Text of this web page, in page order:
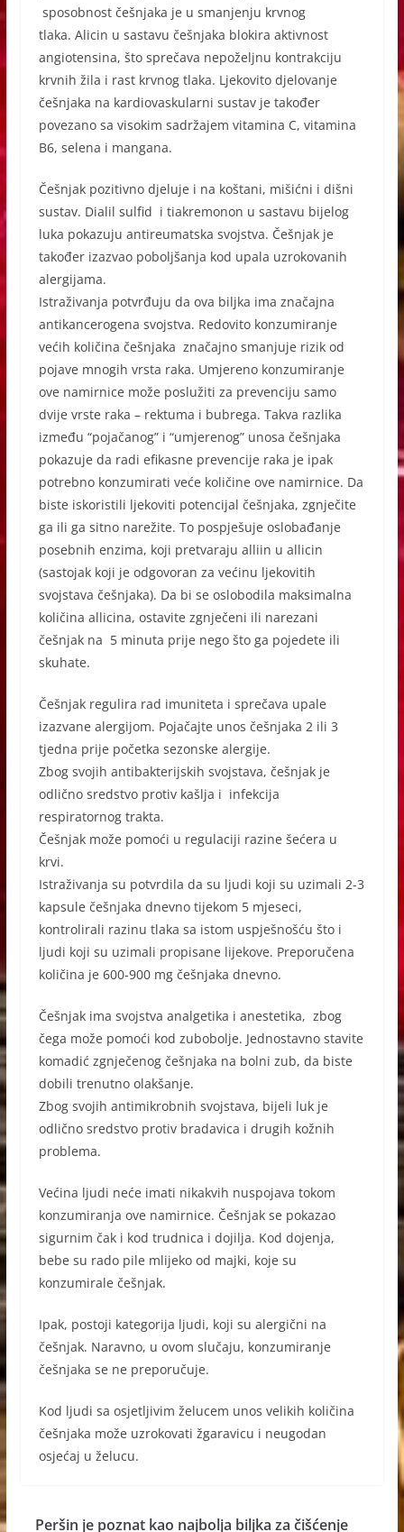
sposobnost češnjaka je u smanjenju krvnog
tlaka. Alicin u sastavu češnjaka blokira aktivnost
angiotensina, što sprečava nepoželjnu kontrakciju
krvnih žila i rast krvnog tlaka. Ljekovito djelovanje
češnjaka na kardiovaskularni sustav je također
povezano sa visokim sadržajem vitamina C, vitamina
B6, selena i mangana.
Češnjak pozitivno djeluje i na koštani, mišićni i dišni
sustav. Dialil sulfid i tiakremonon u sastavu bijelog
luka pokazuju antireumatska svojstva. Češnjak je
također izazvao poboljšanja kod upala uzrokovanih
alergijama.
Istraživanja potvrđuju da ova biljka ima značajna
antikancerogena svojstva. Redovito konzumiranje
većih količina češnjaka značajno smanjuje rizik od
pojave mnogih vrsta raka. Umjereno konzumiranje
ove namirnice može poslužiti za prevenciju samo
dvije vrste raka – rektuma i bubrega. Takva razlika
između “pojačanog” i “umjerenog” unosa češnjaka
pokazuje da radi efikasne prevencije raka je ipak
potrebno konzumirati veće količine ove namirnice. Da
biste iskoristili ljekoviti potencijal češnjaka, zgnječite
ga ili ga sitno narežite. To pospješuje oslobađanje
posebnih enzima, koji pretvaraju alliin u allicin
(sastojak koji je odgovoran za većinu ljekovitih
svojstava češnjaka). Da bi se oslobodila maksimalna
količina allicina, ostavite zgnječeni ili narezani
češnjak na 5 minuta prije nego što ga pojedete ili
skuhate.
Češnjak regulira rad imuniteta i sprečava upale
izazvane alergijom. Pojačajte unos češnjaka 2 ili 3
tjedna prije početka sezonske alergije.
Zbog svojih antibakterijskih svojstava, češnjak je
odlično sredstvo protiv kašlja i infekcija
respiratornog trakta.
Češnjak može pomoći u regulaciji razine šećera u
krvi.
Istraživanja su potvrdila da su ljudi koji su uzimali 2-3
kapsule češnjaka dnevno tijekom 5 mjeseci,
kontrolirali razinu tlaka sa istom uspješnošću što i
ljudi koji su uzimali propisane lijekove. Preporučena
količina je 600-900 mg češnjaka dnevno.
Češnjak ima svojstva analgetika i anestetika, zbog
čega može pomoći kod zubobolje. Jednostavno stavite
komadić zgnječenog češnjaka na bolni zub, da biste
dobili trenutno olakšanje.
Zbog svojih antimikrobnih svojstava, bijeli luk je
odlično sredstvo protiv bradavica i drugih kožnih
problema.
Većina ljudi neće imati nikakvih nuspojava tokom
konzumiranja ove namirnice. Češnjak se pokazao
sigurnim čak i kod trudnica i dojilja. Kod dojenja,
bebe su rado pile mlijeko od majki, koje su
konzumirale češnjak.
Ipak, postoji kategorija ljudi, koji su alergični na
češnjak. Naravno, u ovom slučaju, konzumiranje
češnjaka se ne preporučuje.
Kod ljudi sa osjetljivim želucem unos velikih količina
češnjaka može uzrokovati žgaravicu i neugodan
osjećaj u želucu.
Peršin je poznat kao najbolja biljka za čišćenje